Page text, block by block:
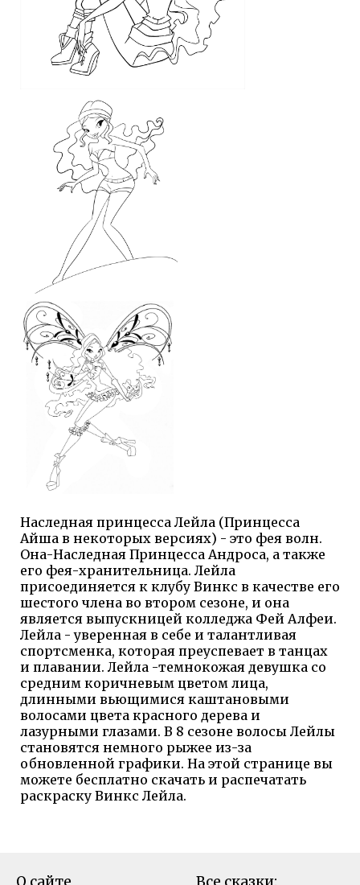
Наследная принцесса Лейла (Принцесса
Айша в некоторых версиях) - это фея волн.
Она-Наследная Принцесса Андроса, а также
его фея-хранительница. Лейла
присоединяется к клубу Винкс в качестве его
шестого члена во втором сезоне, и она
является выпускницей колледжа Фей Алфеи.
Лейла - уверенная в себе и талантливая
спортсменка, которая преуспевает в танцах
и плавании. Лейла -темнокожая девушка со
средним коричневым цветом лица,
длинными вьющимися каштановыми
волосами цвета красного дерева и
лазурными глазами. В 8 сезоне волосы Лейлы
становятся немного рыжее из-за
обновленной графики. На этой странице вы
можете бесплатно скачать и распечатать
раскраску Винкс Лейла.